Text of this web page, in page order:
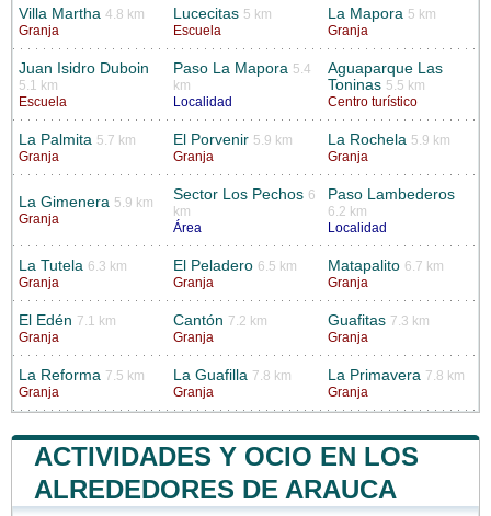
Villa Martha 4.8 km
Granja
Lucecitas 5 km
Escuela
La Mapora 5 km
Granja
Juan Isidro Duboin
5.1 km
Escuela
Paso La Mapora 5.4
km
Localidad
Aguaparque Las
Toninas 5.5 km
Centro turístico
La Palmita 5.7 km
Granja
El Porvenir 5.9 km
Granja
La Rochela 5.9 km
Granja
La Gimenera 5.9 km
Granja
Sector Los Pechos 6
km
Área
Paso Lambederos
6.2 km
Localidad
La Tutela 6.3 km
Granja
El Peladero 6.5 km
Granja
Matapalito 6.7 km
Granja
El Edén 7.1 km
Granja
Cantón 7.2 km
Granja
Guafitas 7.3 km
Granja
La Reforma 7.5 km
Granja
La Guafilla 7.8 km
Granja
La Primavera 7.8 km
Granja
ACTIVIDADES Y OCIO EN LOS
ALREDEDORES DE ARAUCA